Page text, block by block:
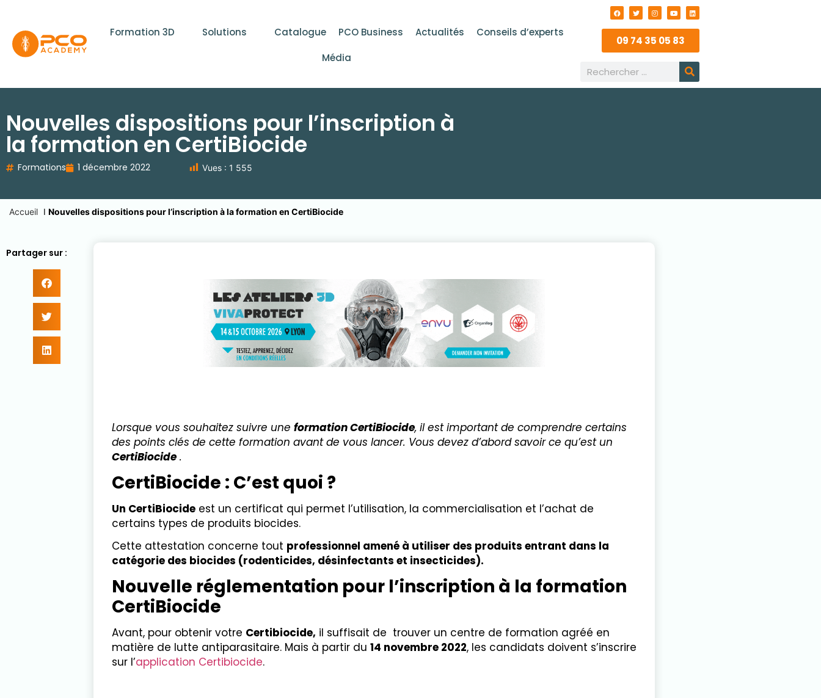
Formation 3D Solutions Catalogue PCO Business Actualités
Conseils d’experts
Média
09 74 35 05 83
Nouvelles dispositions pour l’inscription à
la formation en CertiBiocide
Formations 1 décembre 2022 Vues : 1 555
Accueil I Nouvelles dispositions pour l’inscription à la formation en CertiBiocide
Partager sur :
Lorsque vous souhaitez suivre une formation CertiBiocide, il est important de comprendre certains
des points clés de cette formation avant de vous lancer. Vous devez d’abord savoir ce qu’est un
CertiBiocide.
CertiBiocide : C’est quoi ?
Un CertiBiocideest un certificat qui permet l’utilisation, la commercialisation et l’achat de
certains types de produits biocides.
Cette attestation concerne tout professionnel amené à utiliser des produits entrant dans la
catégorie des biocides (rodenticides, désinfectants et insecticides).
Nouvelle réglementation pour l’inscription à la formation
CertiBiocide
Avant, pour obtenir votre Certibiocide, il suffisait de trouver un centre de formation agréé en
matière de lutte antiparasitaire. Mais à partir du 14 novembre 2022, les candidats doivent s’inscrire
sur l’application Certibiocide.